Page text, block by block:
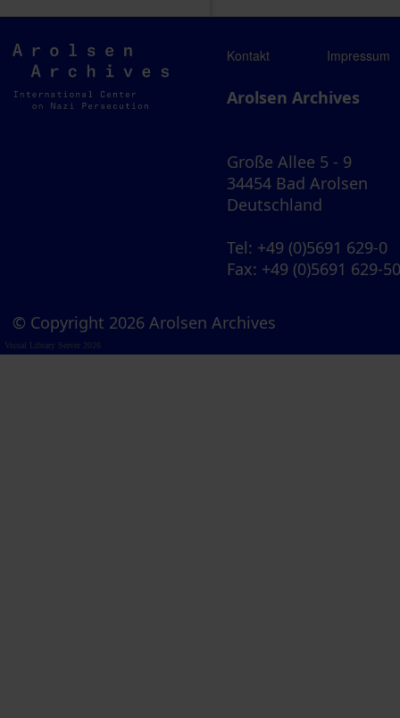
Arolsen
Archives
Kontakt Impressum
Arolsen Archives
Große Allee 5 - 9
34454 Bad Arolsen
Deutschland
Tel: +49 (0)5691 629-0
Fax: +49 (0)5691 629-
© Copyright 2026 Arolsen Archives
Visual Library Server 2026